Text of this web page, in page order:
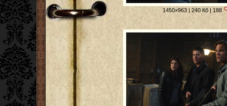
1450×963 | 240 Кб | 188